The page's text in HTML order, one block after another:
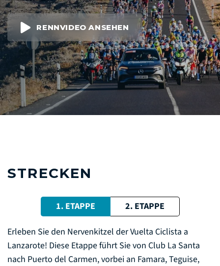
RENNVIDEO ANSEHEN
STRECKEN
1. ETAPPE 2. ETAPPE
Erleben Sie den Nervenkitzel der Vuelta Ciclista a
Lanzarote! Diese Etappe führt Sie von Club La Santa
nach Puerto del Carmen, vorbei an Famara, Teguise,